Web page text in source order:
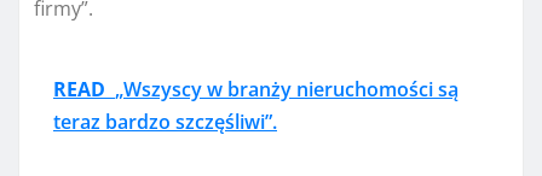
firmy”.
READ „Wszyscy w branży nieruchomości są
teraz bardzo szczęśliwi”.